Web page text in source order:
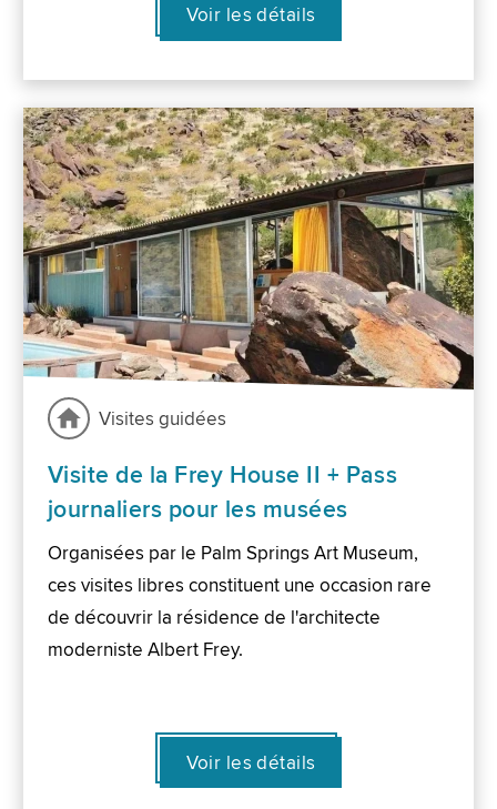
Voir les détails
Visites guidées
Visite de la Frey House II + Pass
journaliers pour les musées
Organisées par le Palm Springs Art Museum,
ces visites libres constituent une occasion rare
de découvrir la résidence de l'architecte
moderniste Albert Frey.
Voir les détails